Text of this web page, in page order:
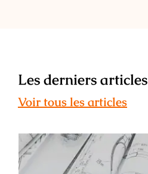
Les derniers articles
Voir tous les articles